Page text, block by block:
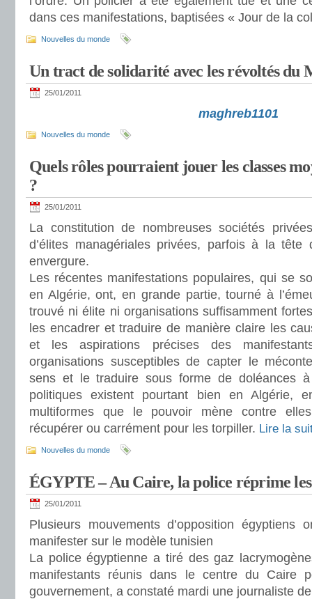
dans ces manifestations, baptisées « Jour de la
Nouvelles du monde
Un tract de solidarité avec les révoltés du
25/01/2011
maghreb1101
Nouvelles du monde
Quels rôles pourraient jouer les classes
?
25/01/2011
La constitution de nombreuses sociétés
d’élites managériales privées, parfois à la tête
envergure.
Les récentes manifestations populaires, qui se
en Algérie, ont, en grande partie, tourné à
trouvé ni élite ni organisations suffisamment
les encadrer et traduire de manière claire les
et les aspirations précises des
organisations susceptibles de capter le
sens et le traduire sous forme de doléances
politiques existent pourtant bien en Algérie,
multiformes que le pouvoir mène contre
récupérer ou carrément pour les torpiller. Lire la
Nouvelles du monde
ÉGYPTE – Au Caire, la police réprime
25/01/2011
Plusieurs mouvements d’opposition égyptiens
manifester sur le modèle tunisien
La police égyptienne a tiré des gaz
manifestants réunis dans le centre du Caire
gouvernement, a constaté mardi une journaliste de